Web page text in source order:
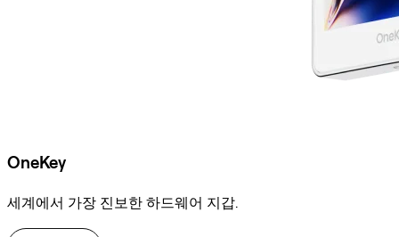
OneKey
세계에서 가장 진보한 하드웨어 지갑.